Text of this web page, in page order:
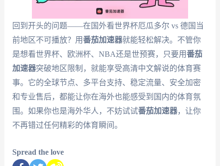
回到开头的问题——在国外看世界杯厄瓜多尔 vs 德国当
前地区不可播放？用番茄加速器就能轻松解决。不管你
是想看世界杯、欧洲杯、NBA还是世预赛，只要用番茄
加速器突破地区限制，就能享受高清中文解说的体育赛
事。它的全球节点、多平台支持、稳定流量、安全加密
和专业售后，都能让你在海外也能感受到国内的体育氛
围。如果你也是海外华人，不妨试试番茄加速器，让你
不再错过任何精彩的体育瞬间。
Spread the love